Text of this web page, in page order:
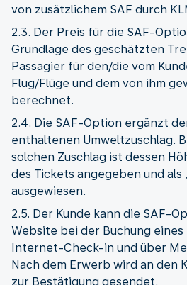
von zusätzlichem SAF durch
2.3. Der Preis für die SAF-
Grundlage des geschätzten
Passagier für den/die vom
Flug/Flüge und dem von ihm
berechnet.
2.4. Die SAF-Option ergänzt
enthaltenen Umweltzuschlag.
solchen Zuschlag ist dessen
des Tickets angegeben und als
ausgewiesen.
2.5. Der Kunde kann die SAF-
Website bei der Buchung eines
Internet-Check-in und über
Nach dem Erwerb wird an den
zur Bestätigung gesendet.